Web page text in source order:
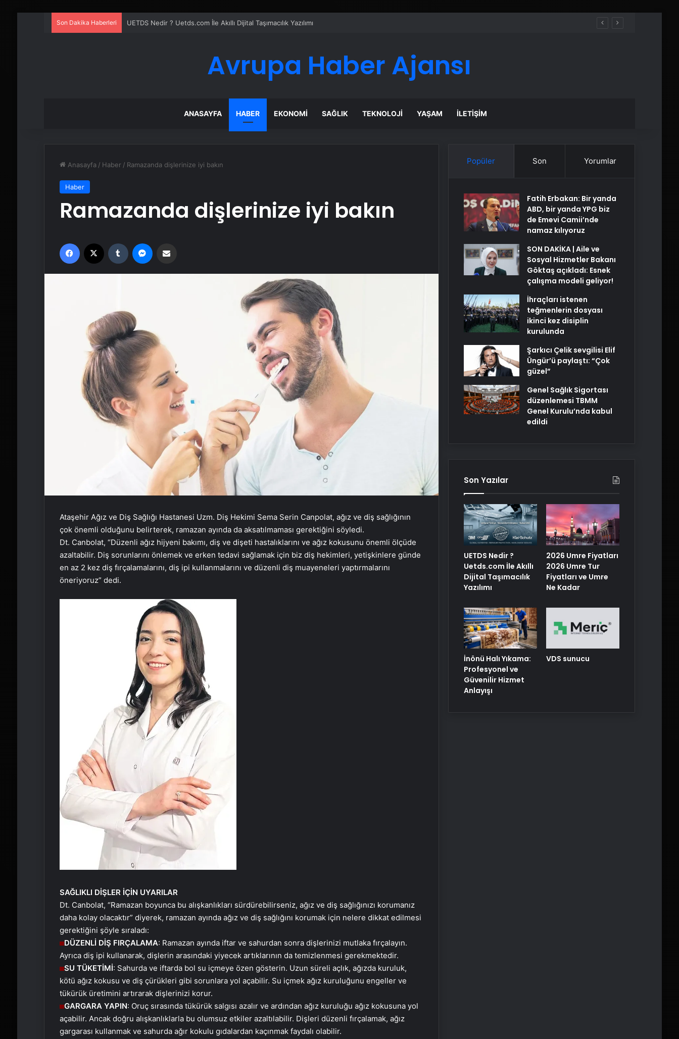
Son Dakika Haberleri UETDS Nedir ? Uetds.com İle Akıllı Dijital Taşımacılık Yazılımı
Avrupa Haber Ajansı
ANASAYFA HABER EKONOMI SAĞLIK TEKNOLOJI YAŞAM İLETIŞIM
Anasayfa / Haber / Ramazanda dişlerinize iyi bakın
Haber
Ramazanda dişlerinize iyi bakın
Facebook Tumblr
Ataşehir Ağız ve Diş Sağlığı Hastanesi Uzm. Diş Hekimi Sema Serin Canpolat, ağız ve diş sağlığının
çok önemli olduğunu belirterek, ramazan ayında da aksatılmaması gerektiğini söyledi.
Dt. Canbolat, “Düzenli ağız hijyeni bakımı, diş ve dişeti hastalıklarını ve ağız kokusunu önemli ölçüde
azaltabilir. Diş sorunlarını önlemek ve erken tedavi sağlamak için biz diş hekimleri, yetişkinlere günde
en az 2 kez diş fırçalamalarını, diş ipi kullanmalarını ve düzenli diş muayeneleri yaptırmalarını
öneriyoruz” dedi.
SAĞLIKLI DİŞLER İÇİN UYARILAR
Dt. Canbolat, “Ramazan boyunca bu alışkanlıkları sürdürebilirseniz, ağız ve diş sağlığınızı korumanız
daha kolay olacaktır” diyerek, ramazan ayında ağız ve diş sağlığını korumak için nelere dikkat edilmesi
gerektiğini şöyle sıraladı:
DÜZENLİ DİŞ FIRÇALAMA: Ramazan ayında iftar ve sahurdan sonra dişlerinizi mutlaka fırçalayın.
Ayrıca diş ipi kullanarak, dişlerin arasındaki yiyecek artıklarının da temizlenmesi gerekmektedir.
SU TÜKETİMİ: Sahurda ve iftarda bol su içmeye özen gösterin. Uzun süreli açlık, ağızda kuruluk,
kötü ağız kokusu ve diş çürükleri gibi sorunlara yol açabilir. Su içmek ağız kuruluğunu engeller ve
tükürük üretimini artırarak dişlerinizi korur.
GARGARA YAPIN: Oruç sırasında tükürük salgısı azalır ve ardından ağız kuruluğu ağız kokusuna yol
açabilir. Ancak doğru alışkanlıklarla bu olumsuz etkiler azaltılabilir. Dişleri düzenli fırçalamak, ağız
gargarası kullanmak ve sahurda ağır kokulu gıdalardan kaçınmak faydalı olabilir.
Popüler Son Yorumlar
Fatih Erbakan: Bir yanda
ABD, bir yanda YPG biz
de Emevi Camii’nde
namaz kılıyoruz
SON DAKİKA | Aile ve
Sosyal Hizmetler Bakanı
Göktaş açıkladı: Esnek
çalışma modeli geliyor!
İhraçları istenen
teğmenlerin dosyası
ikinci kez disiplin
kurulunda
Şarkıcı Çelik sevgilisi Elif
Üngür’ü paylaştı: “Çok
güzel”
Genel Sağlık Sigortası
düzenlemesi TBMM
Genel Kurulu’nda kabul
edildi
Son Yazılar
UETDS Nedir ?
Uetds.com İle Akıllı
Dijital Taşımacılık
Yazılımı
2026 Umre Fiyatları
2026 Umre Tur
Fiyatları ve Umre
Ne Kadar
İnönü Halı Yıkama:
Profesyonel ve
Güvenilir Hizmet
Anlayışı
VDS sunucu